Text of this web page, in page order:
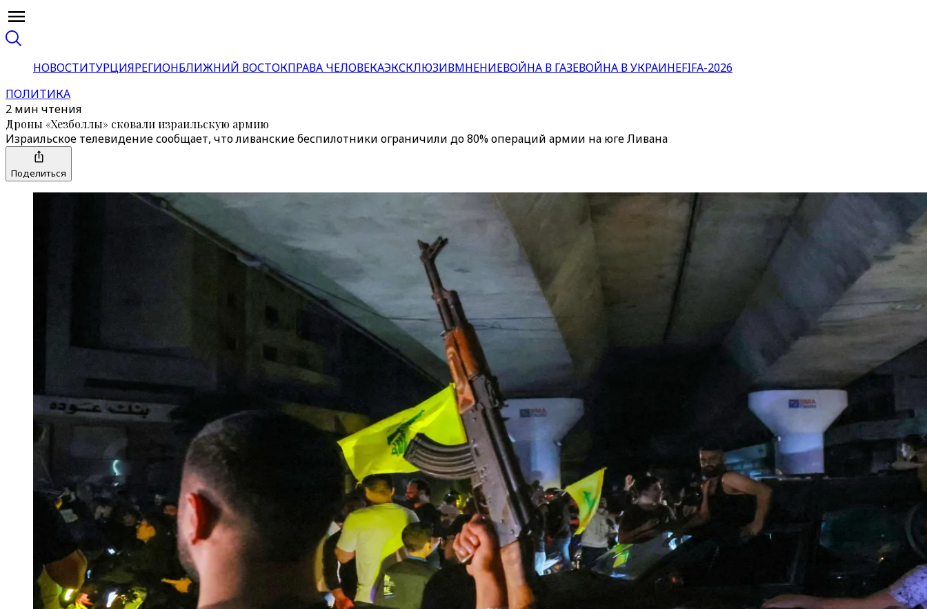
НОВОСТИТУРЦИЯРЕГИОНБЛИЖНИЙ ВОСТОКПРАВА ЧЕЛОВЕКАЭКСКЛЮЗИВМНЕНИЕВОЙНА В ГАЗЕВОЙНА В УКРАИНЕFIFA-2026
ПОЛИТИКА
2 мин чтения
Дроны «Хезболлы» сковали израильскую армию
Израильское телевидение сообщает, что ливанские беспилотники ограничили до 80% операций армии на юге Ливана
Поделиться